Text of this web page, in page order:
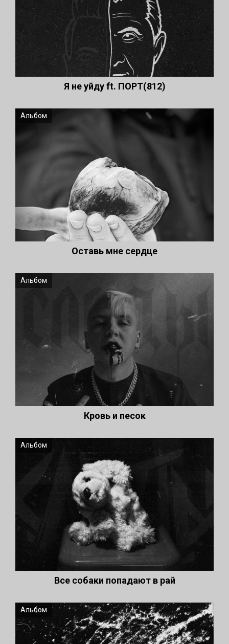
Я не уйду ft. ПОРТ(812)
Альбом
Оставь мне сердце
Альбом
Кровь и песок
Альбом
Все собаки попадают в рай
Альбом